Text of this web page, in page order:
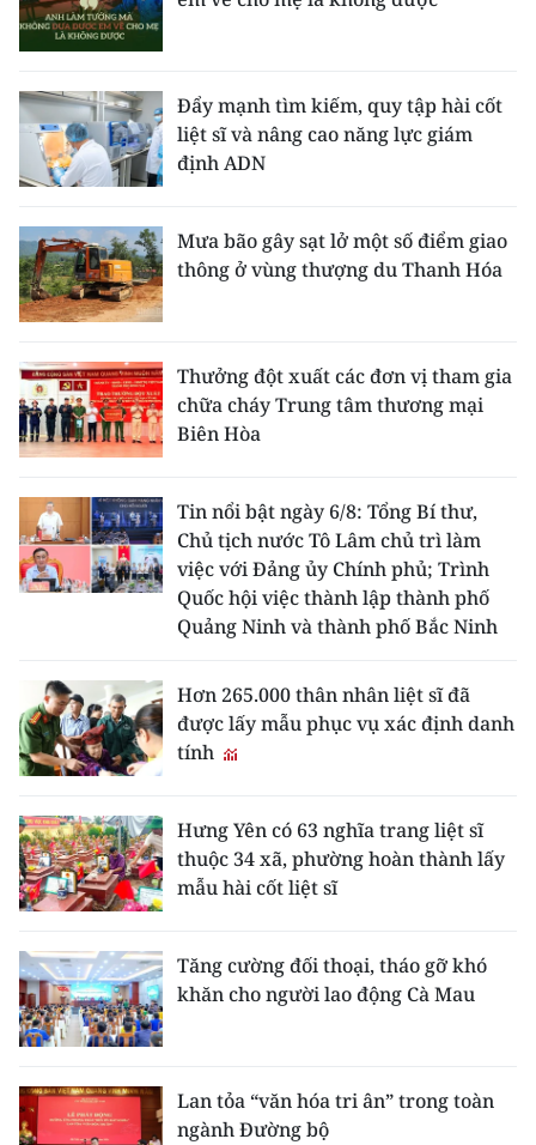
Đẩy mạnh tìm kiếm, quy tập hài cốt
liệt sĩ và nâng cao năng lực giám
định ADN
Mưa bão gây sạt lở một số điểm giao
thông ở vùng thượng du Thanh Hóa
Thưởng đột xuất các đơn vị tham gia
chữa cháy Trung tâm thương mại
Biên Hòa
Tin nổi bật ngày 6/8: Tổng Bí thư,
Chủ tịch nước Tô Lâm chủ trì làm
việc với Đảng ủy Chính phủ; Trình
Quốc hội việc thành lập thành phố
Quảng Ninh và thành phố Bắc Ninh
Hơn 265.000 thân nhân liệt sĩ đã
được lấy mẫu phục vụ xác định danh
tính
Hưng Yên có 63 nghĩa trang liệt sĩ
thuộc 34 xã, phường hoàn thành lấy
mẫu hài cốt liệt sĩ
Tăng cường đối thoại, tháo gỡ khó
khăn cho người lao động Cà Mau
Lan tỏa “văn hóa tri ân” trong toàn
ngành Đường bộ